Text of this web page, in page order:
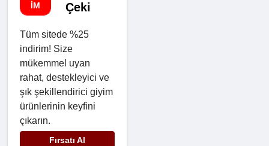
IM
Çeki
Tüm sitede %25
indirim! Size
mükemmel uyan
rahat, destekleyici ve
şık şekillendirici giyim
ürünlerinin keyfini
çıkarın.
Fırsatı Al